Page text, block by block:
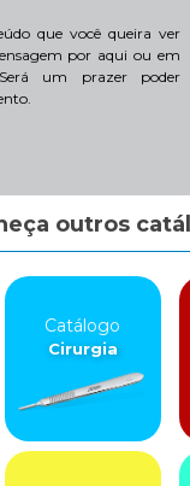
que você queira ver
por aqui ou em
Será um prazer poder
outros
Catálogo
Cirurgia